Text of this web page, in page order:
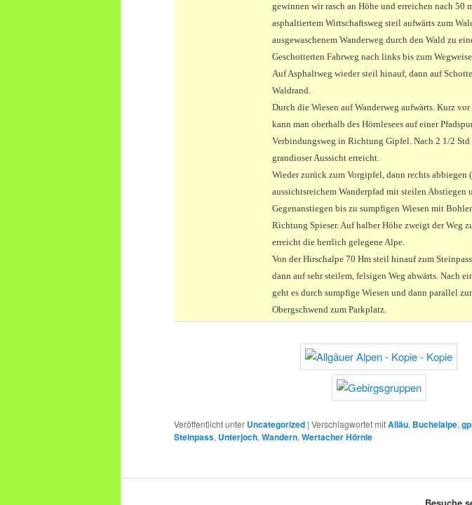
gewinnen wir rasch an Höhe und erreichen nach 50
asphaltiertem Wirtschaftsweg steil aufwärts zum
ausgewaschenem Wanderweg durch den Wald zu
Geschotterten Fahrweg nach links bis zum
Auf Asphaltweg wieder steil hinauf, dann auf
Waldrand.
Durch die Wiesen auf Wanderweg aufwärts. Kurz
kann man oberhalb des Hörnlesees auf einer
Verbindungsweg in Richtung Gipfel. Nach 2 1/2
grandioser Aussicht erreicht.
Wieder zurück zum Vorgipfel, dann rechts abbiegen
aussichtsreichem Wanderpfad mit steilen Abstiegen
Gegenanstiegen bis zu sumpfigen Wiesen mit
Richtung Spieser. Auf halber Höhe zweigt der Weg
erreicht die herrlich gelegene Alpe.
Von der Hirschalpe 70 Hm steil hinauf zum
dann auf sehr steilem, felsigen Weg abwärts. Nach
geht es durch sumpfige Wiesen und dann parallel
Obergschwend zum Parkplatz.
Veröffentlicht unter Uncategorized | Verschlagwortet mitAlläu, Buchelalpe,
Steinpass, Unterjoch, Wandern, Wertacher Hörnle